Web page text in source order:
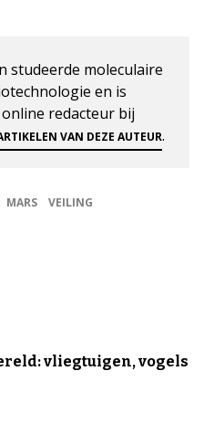
studeerde moleculaire
en is
redacteur bij
VAN DEZE AUTEUR.
MARS VEILING
vliegtuigen, vogels